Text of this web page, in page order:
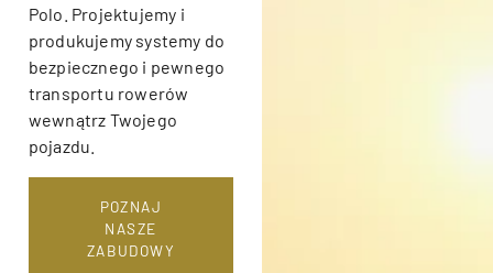
Polo. Projektujemy i
produkujemy systemy do
bezpiecznego i pewnego
transportu rowerów
wewnątrz Twojego
pojazdu.
POZNAJ
NASZE
ZABUDOWY